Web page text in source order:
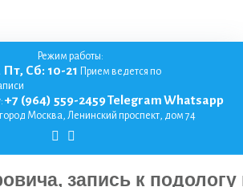
Режим работы:
Сб: 10-21 Прием ведется по
+7 (964) 559-2459TelegramWhatsapp
город Москва, Ленинский проспект, дом 74